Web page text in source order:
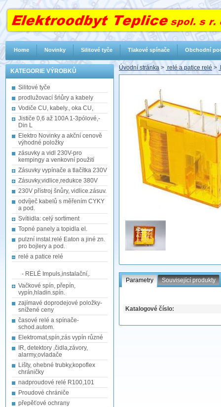
KATEGORIE VÝROBKŮ
Silitové tyče
prodlužovací šńůry a kabely
Vodiče CU, kabely., oka CU,
Jističe 0,6 až 100A 1-3pólové,-
Din L
Elektro Novinky a akční cenově
výhodné položky
zásuvky a vidl 230V-pro
kempingy a venkovní použití
Zásuvky vypínače a tlačítka 230V
Zásuvky,vidlice,redukce 380V
230V přístroj šnůry, vidlice.zásuv.
odvíječ kabelů s měřením CYKY
a pod.
Svítiidla: celý sortiment
Topné panely a topidla el.
pulzní instal.relé Eaton a jiné zn.
pro bojlery a pod.
relé a patice relé
- RELÉ Impuls,instalační,.
Vačkové spín, přepín,
vypín,hladin.spín.
zajímavé doprodejové položky-
snížené ceny
časové relé a spínače-
schod.autom.
Elektromat,spín,zás vypín různé
IR, detektory ,čidla,závory,
alarmy,ovladače
Lišty, ohebné trubky,kopoflex
chráničky
nadproudové relé R100,101
Proudové chrániče
přepěťové ochrany
Úvodní stránka > relé a patice relé >
Parametry Související produkty
Katalogové číslo:
Home Novinky Silitové tyče Tlakové spínače Obchodní